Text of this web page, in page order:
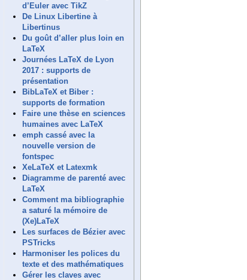
\arabic*}
d’Euler avec TikZ
De Linux Libertine à
Libertinus
Du goût d’aller plus loin en
LaTeX
Journées LaTeX de Lyon
2017 : supports de
présentation
BibLaTeX et Biber :
supports de formation
Faire une thèse en sciences
humaines avec LaTeX
emph cassé avec la
nouvelle version de
fontspec
XeLaTeX et Latexmk
Diagramme de parenté avec
LaTeX
Comment ma bibliographie
a saturé la mémoire de
(Xe)LaTeX
Les surfaces de Bézier avec
PSTricks
Harmoniser les polices du
texte et des mathématiques
Gérer les claves avec